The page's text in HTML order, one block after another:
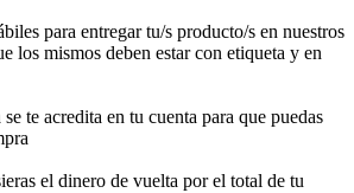
para entregar tu/s producto/s en nuestros
los mismos deben estar con etiqueta y en
te acredita en tu cuenta para que puedas
el dinero de vuelta por el total de tu